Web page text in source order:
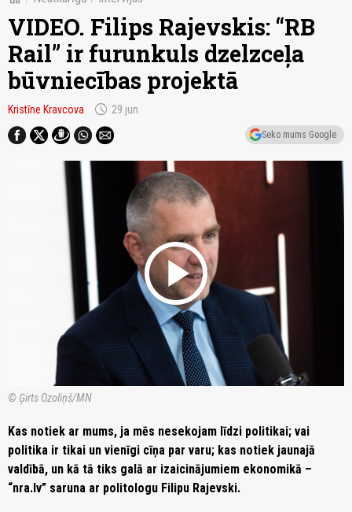
VIDEO. Filips Rajevskis: “RB
Rail” ir furunkuls dzelzceļa
būvniecības projektā
Kristīne Kravcova schedule 29.jun
Seko mums Google
play_circle
© Ģirts Ozoliņš/MN
Kas notiek ar mums, ja mēs nesekojam līdzi politikai; vai
politika ir tikai un vienīgi cīņa par varu; kas notiek jaunajā
valdībā, un kā tā tiks galā ar izaicinājumiem ekonomikā –
“nra.lv” saruna ar politologu Filipu Rajevski.